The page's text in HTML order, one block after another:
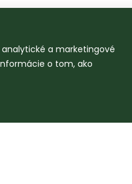
analytické a marketingové
o tom, ako